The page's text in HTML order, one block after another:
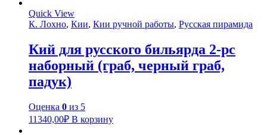
Quick View
К. Лохно, Кии, Кии ручной работы, Русская пирамида
Кий для русского бильярда 2-pc
наборный (граб, черный граб,
падук)
Оценка 0 из 5
11340,00₽ В корзину